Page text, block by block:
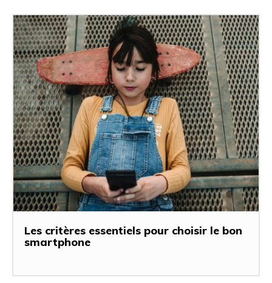
Les critères essentiels pour choisir le bon
smartphone